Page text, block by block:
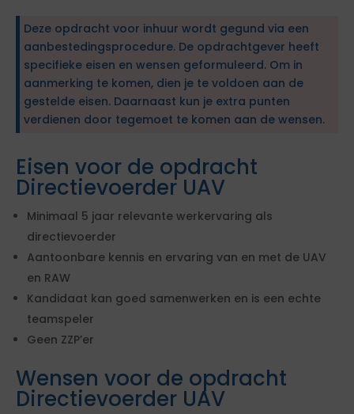
Deze opdracht voor inhuur wordt gegund via een
aanbestedingsprocedure. De opdrachtgever heeft
specifieke eisen en wensen geformuleerd. Om in
aanmerking te komen, dien je te voldoen aan de
gestelde eisen. Daarnaast kun je extra punten
verdienen door tegemoet te komen aan de wensen.
Eisen voor de opdracht
Directievoerder UAV
Minimaal 5 jaar relevante werkervaring als
directievoerder
Aantoonbare kennis en ervaring van en met de UAV
en RAW
Kandidaat kan goed samenwerken en is een echte
teamspeler
Geen ZZP’er
Wensen voor de opdracht
Directievoerder UAV